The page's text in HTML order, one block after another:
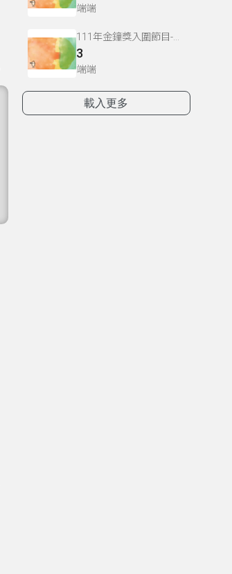
端端
111年金鐘獎入圍節目-世界夢想表演廳(藝術文化節目&主持人獎)
3
端端
載入更多